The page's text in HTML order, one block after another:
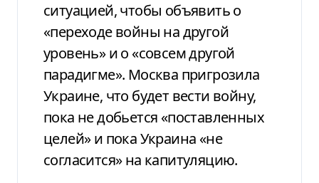
ситуацией, чтобы объявить о
«переходе войны на другой
уровень» и о «совсем другой
парадигме». Москва пригрозила
Украине, что будет вести войну,
пока не добьется «поставленных
целей» и пока Украина «не
согласится» на капитуляцию.